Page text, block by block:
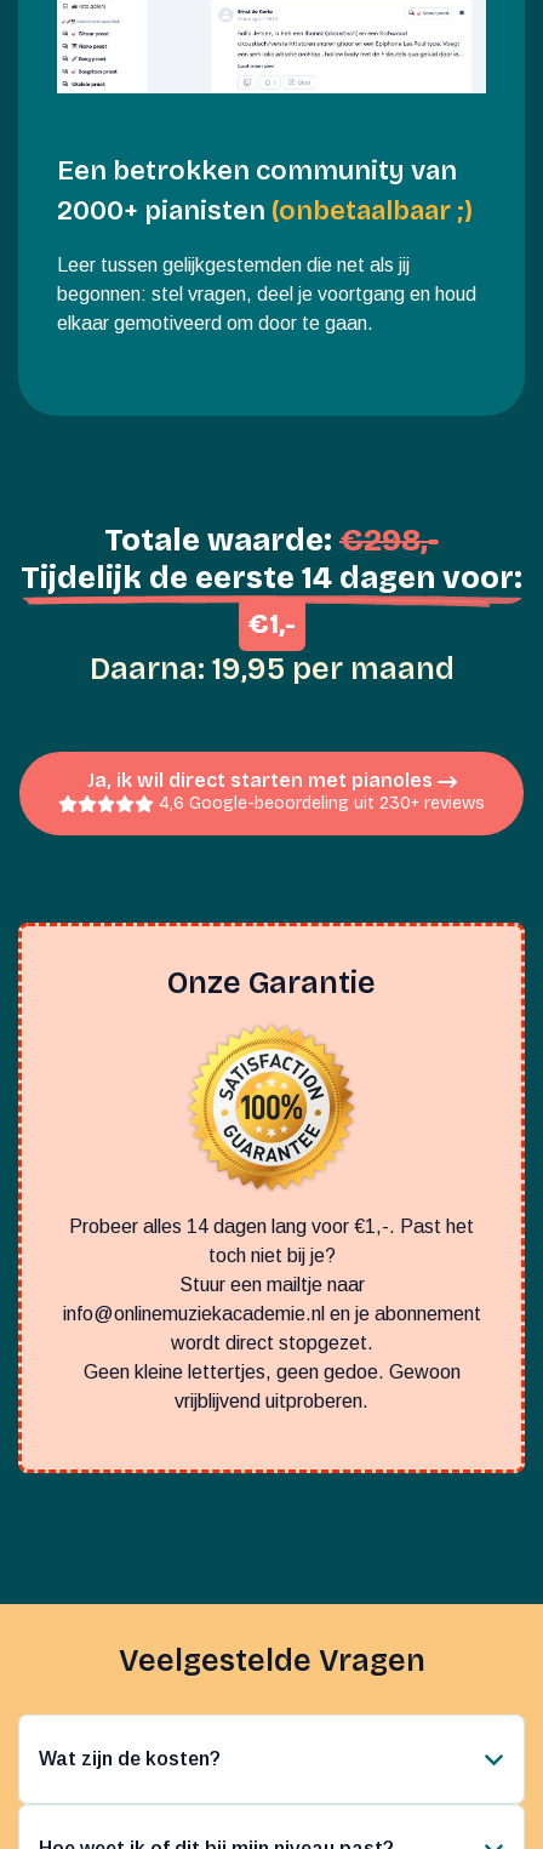
Een betrokken community van
2000+ pianisten (onbetaalbaar ;)
Leer tussen gelijkgestemden die net als jij
begonnen: stel vragen, deel je voortgang en houd
elkaar gemotiveerd om door te gaan.
Totale waarde: €298,-
Tijdelijk de eerste 14 dagen voor:
€1,-
Daarna: 19,95 per maand
Ja, ik wil direct starten met pianoles
4,6 Google-beoordeling uit 230+ reviews
Onze Garantie
Probeer alles 14 dagen lang voor €1,-. Past het
toch niet bij je?
Stuur een mailtje naar
info@onlinemuziekacademie.nl en je abonnement
wordt direct stopgezet.
Geen kleine lettertjes, geen gedoe. Gewoon
vrijblijvend uitproberen.
Veelgestelde Vragen
Wat zijn de kosten?
Je probeert 14 dagen voor €1. Daarna €19,95 per
maand, minder dan één losse privéles, terwijl je